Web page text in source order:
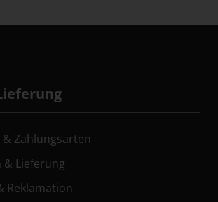
Zahlungsarten
Lieferung
Reklamation